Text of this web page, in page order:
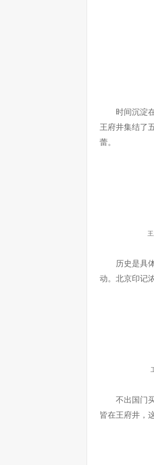
时间沉淀
王府井集结了
蕾。
历史是具
动。北京印记
不出国门
皆在王府井，